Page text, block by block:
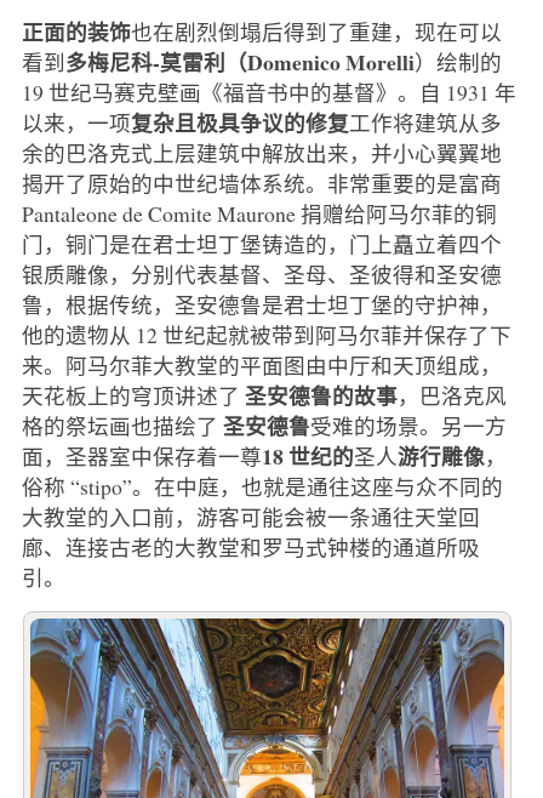
正面的装饰也在剧烈倒塌后得到了重建，现在可以
看到多梅尼科-莫雷利（Domenico Morelli）绘制的
19 世纪马赛克壁画《福音书中的基督》。自 1931 年
以来，一项复杂且极具争议的修复工作将建筑从多
余的巴洛克式上层建筑中解放出来，并小心翼翼地
揭开了原始的中世纪墙体系统。非常重要的是富商
Pantaleone de Comite Maurone 捐赠给阿马尔菲的铜
门，铜门是在君士坦丁堡铸造的，门上矗立着四个
银质雕像，分别代表基督、圣母、圣彼得和圣安德
鲁，根据传统，圣安德鲁是君士坦丁堡的守护神，
他的遗物从 12 世纪起就被带到阿马尔菲并保存了下
来。阿马尔菲大教堂的平面图由中厅和天顶组成，
天花板上的穹顶讲述了 圣安德鲁的故事，巴洛克风
格的祭坛画也描绘了 圣安德鲁受难的场景。另一方
面，圣器室中保存着一尊18 世纪的圣人游行雕像，
俗称 “stipo”。在中庭，也就是通往这座与众不同的
大教堂的入口前，游客可能会被一条通往天堂回
廊、连接古老的大教堂和罗马式钟楼的通道所吸
引。